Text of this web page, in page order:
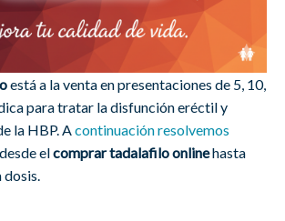
está a la venta en presentaciones de 5, 10,
para tratar la disfunción eréctil y
la HBP. Acontinuación resolvemos
elcomprar tadalafilo onlinehasta
dosis.